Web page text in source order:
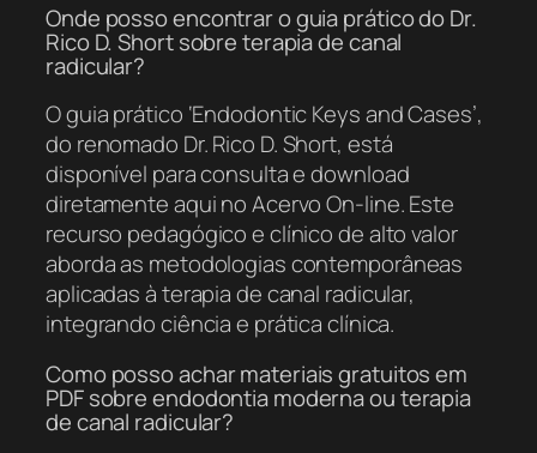
Onde posso encontrar o guia prático do Dr.
Rico D. Short sobre terapia de canal
radicular?
O guia prático ‘Endodontic Keys and Cases’,
do renomado Dr. Rico D. Short, está
disponível para consulta e download
diretamente aqui no Acervo On-line. Este
recurso pedagógico e clínico de alto valor
aborda as metodologias contemporâneas
aplicadas à terapia de canal radicular,
integrando ciência e prática clínica.
Como posso achar materiais gratuitos em
PDF sobre endodontia moderna ou terapia
de canal radicular?